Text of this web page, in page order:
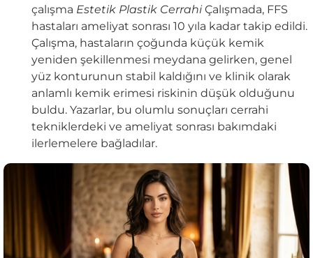
çalışma Estetik Plastik Cerrahi Çalışmada, FFS
hastaları ameliyat sonrası 10 yıla kadar takip edildi.
Çalışma, hastaların çoğunda küçük kemik
yeniden şekillenmesi meydana gelirken, genel
yüz konturunun stabil kaldığını ve klinik olarak
anlamlı kemik erimesi riskinin düşük olduğunu
buldu. Yazarlar, bu olumlu sonuçları cerrahi
tekniklerdeki ve ameliyat sonrası bakımdaki
ilerlemelere bağladılar.